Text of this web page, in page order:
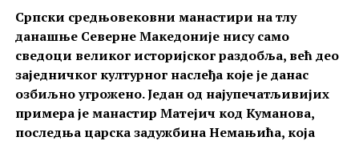
Српски средњовековни манастири на тлу
данашње Северне Македоније нису само
сведоци великог историјског раздобља, већ део
заједничког културног наслеђа које је данас
озбиљно угрожено. Један од најупечатљивијих
примера је манастир Матејич код Куманова,
последња царска задужбина Немањића, која